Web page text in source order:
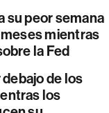
su peor semana
mientras
la Fed
de los
los